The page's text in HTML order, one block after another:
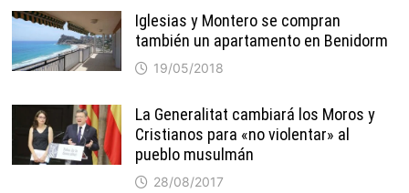
Iglesias y Montero se compran
también un apartamento en Benidorm
19/05/2018
La Generalitat cambiará los Moros y
Cristianos para «no violentar» al
pueblo musulmán
28/08/2017